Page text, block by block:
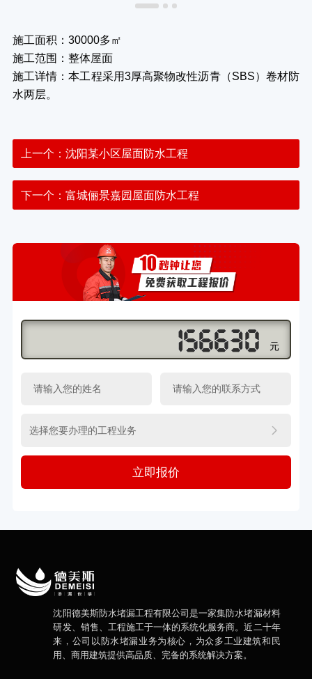
施工面积：30000多㎡
施工范围：整体屋面
施工详情：本工程采用3厚高聚物改性沥青（SBS）卷材防
水两层。
上一个： 沈阳某小区屋面防水工程
下一个： 富城俪景嘉园屋面防水工程
元
立即报价
沈阳德美斯防水堵漏工程有限公司是一家集防水堵漏材料
研发、销售、工程施工于一体的系统化服务商。近二十年
来，公司以防水堵漏业务为核心，为众多工业建筑和民
用、商用建筑提供高品质、完备的系统解决方案。